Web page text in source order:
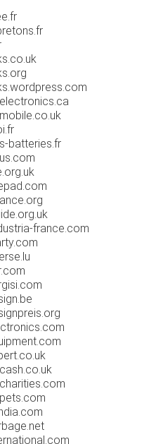
batteries.fr
france.com